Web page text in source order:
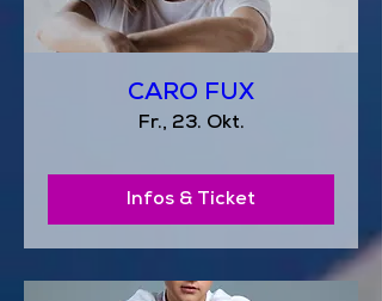
CARO FUX
Fr., 23. Okt.
Infos & Ticket